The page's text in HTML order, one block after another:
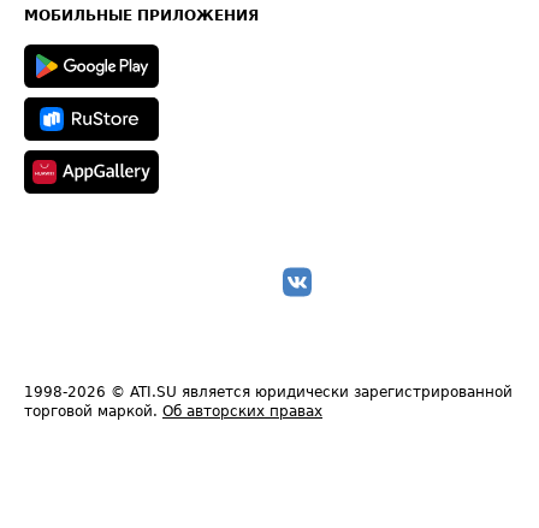
Техническая информация
МОБИЛЬНЫЕ ПРИЛОЖЕНИЯ
1998-2026 © ATI.SU является юридически зарегистрированной
торговой маркой. Об авторских правах